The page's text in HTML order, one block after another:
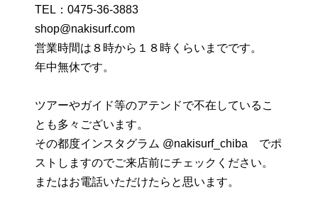
TEL： 0475-36-3883
shop@nakisurf.com
営業時間は８時から１８時くらいまでです。
年中無休です。
ツアーやガイド等のアテンドで不在しているこ
とも多々ございます。
その都度インスタグラム @nakisurf_chiba でポ
ストしますのでご来店前にチェックください。
またはお電話いただけたらと思います。